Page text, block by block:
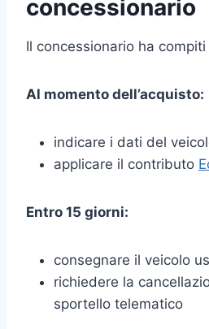
concessionario
Il concessionario ha compiti
Al momento dell’acquisto:
indicare i dati del
applicare il contributo
Entro 15 giorni:
consegnare il veicolo
richiedere la
sportello telematico